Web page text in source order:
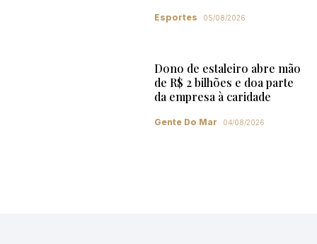
Esportes 05/08/2026
Dono de estaleiro abre mão
de R$ 2 bilhões e doa parte
da empresa à caridade
Gente Do Mar 04/08/2026